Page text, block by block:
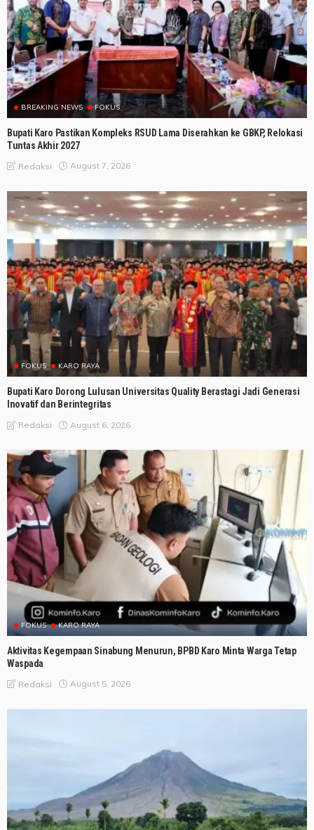
BREAKING NEWS FOKUS
Bupati Karo Pastikan Kompleks RSUD Lama Diserahkan ke GBKP, Relokasi
Tuntas Akhir 2027
Redaksi August 7, 2026
FOKUS KARO RAYA
Bupati Karo Dorong Lulusan Universitas Quality Berastagi Jadi Generasi
Inovatif dan Berintegritas
Redaksi August 6, 2026
FOKUS KARO RAYA
Aktivitas Kegempaan Sinabung Menurun, BPBD Karo Minta Warga Tetap
Waspada
Redaksi August 5, 2026